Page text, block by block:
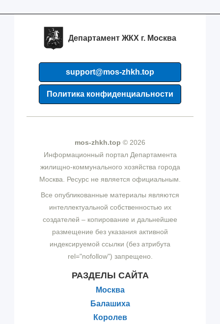
Департамент ЖКХ г. Москва
support@mos-zhkh.top
Политика конфиденциальности
mos-zhkh.top © 2026
Информационный портал Департамента
жилищно-коммунального хозяйства города
Москва. Ресурс не является официальным.
Все опубликованные материалы являются
интеллектуальной собственностью их
создателей – копирование и дальнейшее
размещение без указания активной
индексируемой ссылки (без атрибута
rel="nofollow") запрещено.
РАЗДЕЛЫ САЙТА
Москва
Балашиха
Королев